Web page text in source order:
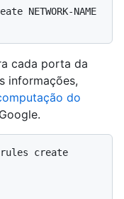
NETWORK-NAME
cada porta da
informações,
do
create